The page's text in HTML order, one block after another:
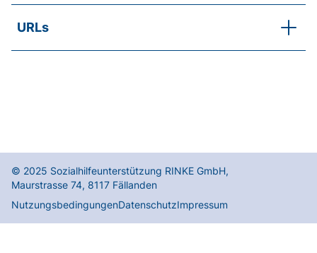
URLs
ATSG (Gesetz)
© 2025 Sozialhilfeunterstützung RINKE GmbH,
Maurstrasse 74, 8117 Fällanden
NutzungsbedingungenDatenschutzImpressum